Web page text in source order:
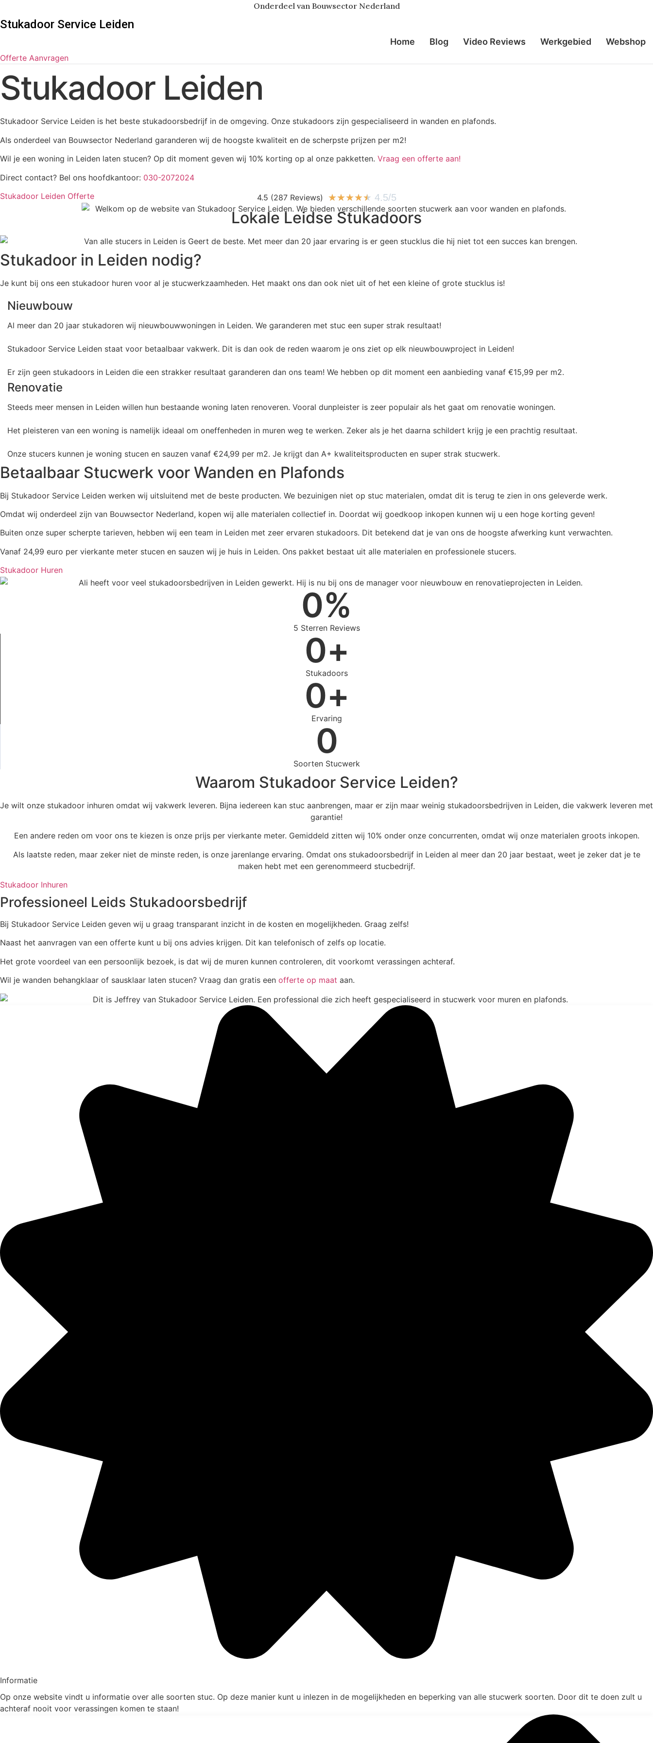
Onderdeel van Bouwsector Nederland
Stukadoor Service Leiden
Home Blog Video Reviews Werkgebied Webshop
Offerte Aanvragen
Stukadoor Leiden
Stukadoor Service Leiden is het beste stukadoorsbedrijf in de omgeving. Onze stukadoors zijn gespecialiseerd in wanden en plafonds.
Als onderdeel van Bouwsector Nederland garanderen wij de hoogste kwaliteit en de scherpste prijzen per m2!
Wil je een woning in Leiden laten stucen? Op dit moment geven wij 10% korting op al onze pakketten. Vraag een offerte aan!
Direct contact? Bel ons hoofdkantoor: 030-2072024
Stukadoor Leiden Offerte
4.5 (287 Reviews) ★★★★★ 4.5/5
Lokale Leidse Stukadoors
Stukadoor in Leiden nodig?
Je kunt bij ons een stukadoor huren voor al je stucwerkzaamheden. Het maakt ons dan ook niet uit of het een kleine of grote stucklus is!
Nieuwbouw
Al meer dan 20 jaar stukadoren wij nieuwbouwwoningen in Leiden. We garanderen met stuc een super strak resultaat!
Stukadoor Service Leiden staat voor betaalbaar vakwerk. Dit is dan ook de reden waarom je ons ziet op elk nieuwbouwproject in Leiden!
Er zijn geen stukadoors in Leiden die een strakker resultaat garanderen dan ons team! We hebben op dit moment een aanbieding vanaf €15,99 per m2.
Renovatie
Steeds meer mensen in Leiden willen hun bestaande woning laten renoveren. Vooral dunpleister is zeer populair als het gaat om renovatie woningen.
Het pleisteren van een woning is namelijk ideaal om oneffenheden in muren weg te werken. Zeker als je het daarna schildert krijg je een prachtig resultaat.
Onze stucers kunnen je woning stucen en sauzen vanaf €24,99 per m2. Je krijgt dan A+ kwaliteitsproducten en super strak stucwerk.
Betaalbaar Stucwerk voor Wanden en Plafonds
Bij Stukadoor Service Leiden werken wij uitsluitend met de beste producten. We bezuinigen niet op stuc materialen, omdat dit is terug te zien in ons geleverde werk.
Omdat wij onderdeel zijn van Bouwsector Nederland, kopen wij alle materialen collectief in. Doordat wij goedkoop inkopen kunnen wij u een hoge korting geven!
Buiten onze super scherpte tarieven, hebben wij een team in Leiden met zeer ervaren stukadoors. Dit betekend dat je van ons de hoogste afwerking kunt verwachten.
Vanaf 24,99 euro per vierkante meter stucen en sauzen wij je huis in Leiden. Ons pakket bestaat uit alle materialen en professionele stucers.
Stukadoor Huren
5 Sterren Reviews
0%
Stukadoors
0+
Ervaring
0+
Soorten Stucwerk
0
Waarom Stukadoor Service Leiden?
Je wilt onze stukadoor inhuren omdat wij vakwerk leveren. Bijna iedereen kan stuc aanbrengen, maar er zijn maar weinig stukadoorsbedrijven in Leiden, die vakwerk leveren met
garantie!
Een andere reden om voor ons te kiezen is onze prijs per vierkante meter. Gemiddeld zitten wij 10% onder onze concurrenten, omdat wij onze materialen groots inkopen.
Als laatste reden, maar zeker niet de minste reden, is onze jarenlange ervaring. Omdat ons stukadoorsbedrijf in Leiden al meer dan 20 jaar bestaat, weet je zeker dat je te
maken hebt met een gerenommeerd stucbedrijf.
Stukadoor Inhuren
Professioneel Leids Stukadoorsbedrijf
Bij Stukadoor Service Leiden geven wij u graag transparant inzicht in de kosten en mogelijkheden. Graag zelfs!
Naast het aanvragen van een offerte kunt u bij ons advies krijgen. Dit kan telefonisch of zelfs op locatie.
Het grote voordeel van een persoonlijk bezoek, is dat wij de muren kunnen controleren, dit voorkomt verassingen achteraf.
Wil je wanden behangklaar of sausklaar laten stucen? Vraag dan gratis een offerte op maat aan.
Informatie
Op onze website vindt u informatie over alle soorten stuc. Op deze manier kunt u inlezen in de mogelijkheden en beperking van alle stucwerk soorten. Door dit te doen zult u
achteraf nooit voor verassingen komen te staan!